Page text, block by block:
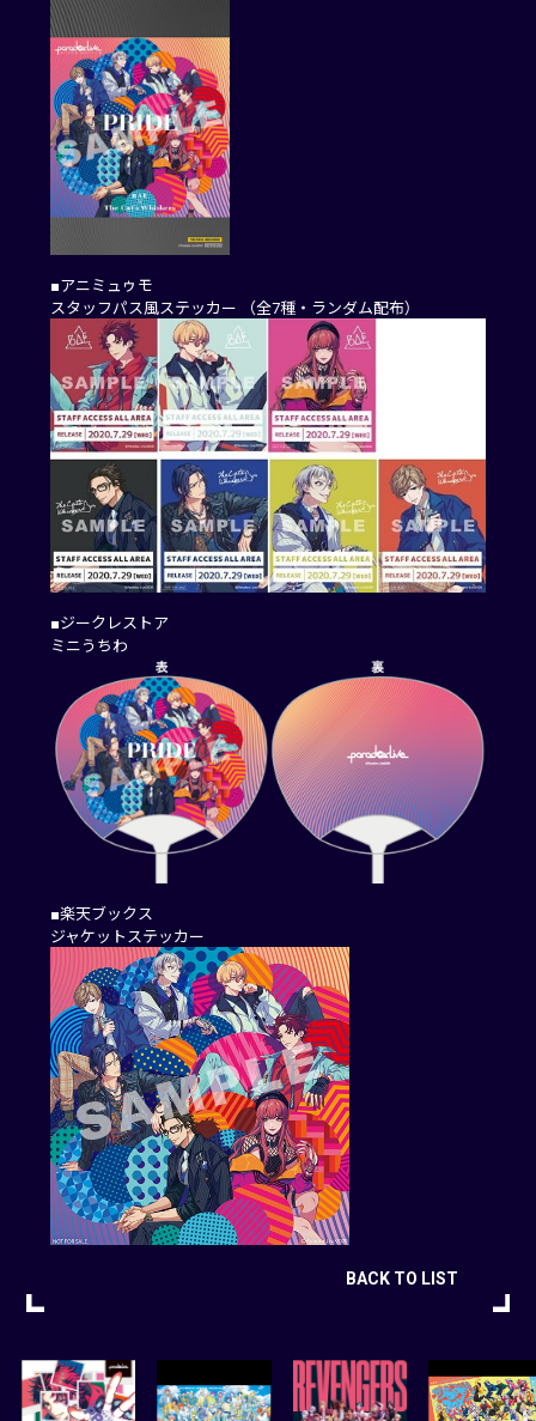
■アニミュゥモ
スタッフパス風ステッカー （全7種・ランダム配布）
■ジークレストア
ミニうちわ
■楽天ブックス
ジャケットステッカー
BACK TO LIST